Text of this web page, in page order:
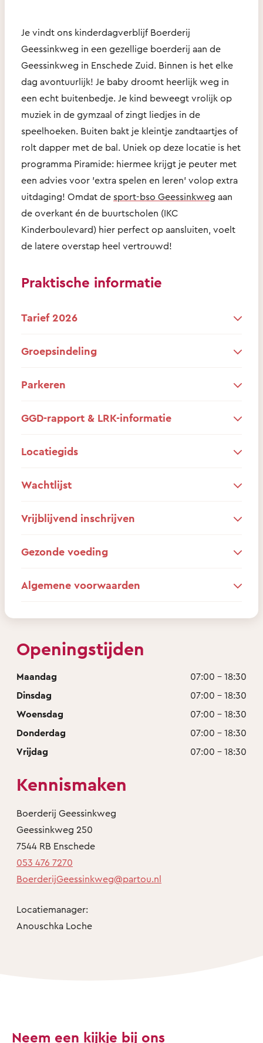
Je vindt ons kinderdagverblijf Boerderij
Geessinkweg in een gezellige boerderij aan de
Geessinkweg in Enschede Zuid. Binnen is het elke
dag avontuurlijk! Je baby droomt heerlijk weg in
een echt buitenbedje. Je kind beweegt vrolijk op
muziek in de gymzaal of zingt liedjes in de
speelhoeken. Buiten bakt je kleintje zandtaartjes of
rolt dapper met de bal. Uniek op deze locatie is het
programma Piramide: hiermee krijgt je peuter met
een advies voor 'extra spelen en leren' volop extra
uitdaging! Omdat de sport-bso Geessinkweg aan
de overkant én de buurtscholen (IKC
Kinderboulevard) hier perfect op aansluiten, voelt
de latere overstap heel vertrouwd!
Praktische informatie
Tarief 2026
Groepsindeling
Parkeren
GGD-rapport & LRK-informatie
Locatiegids
Wachtlijst
Vrijblijvend inschrijven
Gezonde voeding
Algemene voorwaarden
Openingstijden
Maandag
07:00 - 18:30
Dinsdag
07:00 - 18:30
Woensdag
07:00 - 18:30
Donderdag
07:00 - 18:30
Vrijdag
07:00 - 18:30
Kennismaken
Boerderij Geessinkweg
Geessinkweg 250
7544 RB Enschede
053 476 7270
BoerderijGeessinkweg@partou.nl
Locatiemanager:
Anouschka Loche
Neem een kijkje bij ons